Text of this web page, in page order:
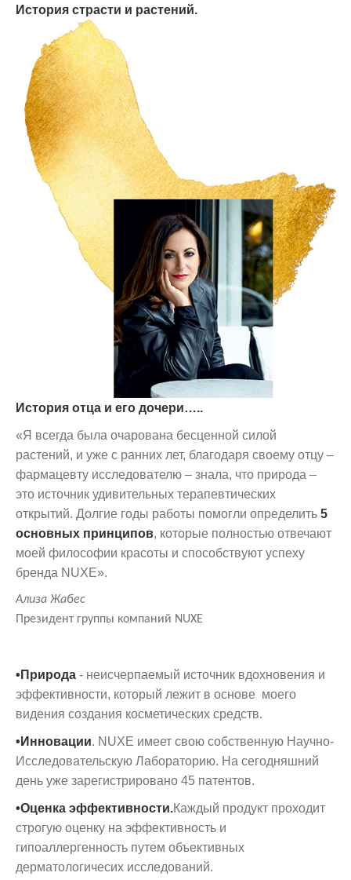
История страсти и растений.
История отца и его дочери…..
«Я всегда была очарована бесценной силой
растений, и уже с ранних лет, благодаря своему отцу –
фармацевту исследователю – знала, что природа –
это источник удивительных терапевтических
открытий. Долгие годы работы помогли определить 5
основных принципов, которые полностью отвечают
моей философии красоты и способствуют успеху
бренда NUXE».
Ализа Жабес
Президент группы компаний NUXE
•Природа - неисчерпаемый источник вдохновения и
эффективности, который лежит в основе моего
видения создания косметических средств.
•Инновации. NUXE имеет свою собственную Научно-
Исследовательскую Лабораторию. На сегодняшний
день уже зарегистрировано 45 патентов.
•Оценка эффективности.Каждый продукт проходит
строгую оценку на эффективность и
гипоаллергенность путем объективных
дерматологичесих исследований.